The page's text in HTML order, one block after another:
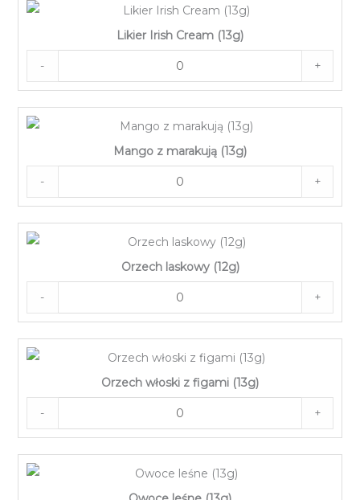
Likier Irish Cream (13g)
- +
Mango z marakują (13g)
- +
Orzech laskowy (12g)
- +
Orzech włoski z figami (13g)
- +